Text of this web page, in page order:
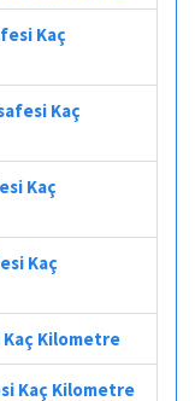
Kaç
Kaç
Kaç
Kaç
Kaç Kilometre
Kaç Kilometre